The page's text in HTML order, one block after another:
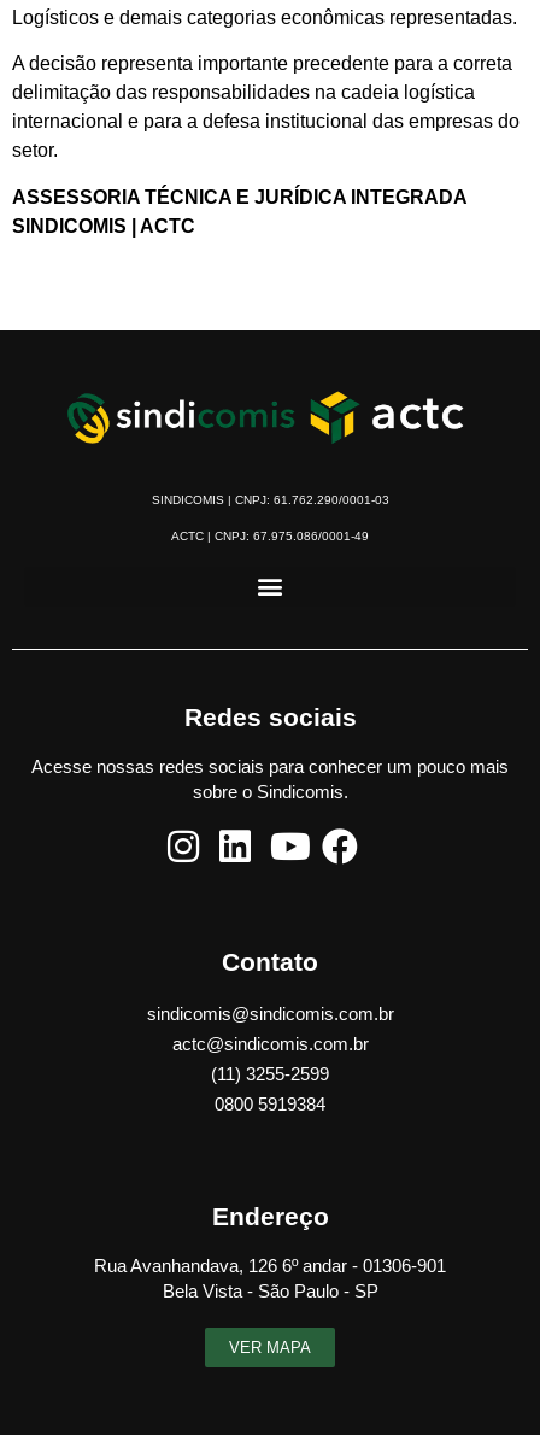
Logísticos e demais categorias econômicas representadas.
A decisão representa importante precedente para a correta
delimitação das responsabilidades na cadeia logística
internacional e para a defesa institucional das empresas do
setor.
ASSESSORIA TÉCNICA E JURÍDICA INTEGRADA
SINDICOMIS | ACTC
SINDICOMIS | CNPJ: 61.762.290/0001-03
ACTC | CNPJ: 67.975.086/0001-49
Redes sociais
Acesse nossas redes sociais para conhecer um pouco mais
sobre o Sindicomis.
Contato
sindicomis@sindicomis.com.br
actc@sindicomis.com.br
(11) 3255-2599
0800 5919384
Endereço
Rua Avanhandava, 126 6º andar - 01306-901
Bela Vista - São Paulo - SP
VER MAPA